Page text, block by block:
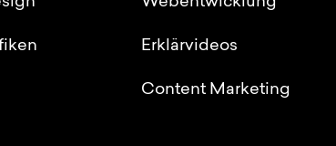
Erklärvideos
Content Marketing